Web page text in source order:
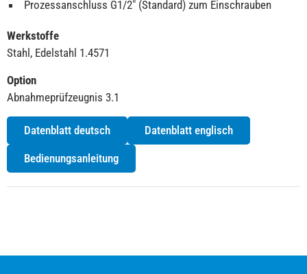
Prozessanschluss G1/2″ (Standard) zum Einschrauben
Werkstoffe
Stahl, Edelstahl 1.4571
Option
Abnahmeprüfzeugnis 3.1
Datenblatt deutsch Datenblatt englisch
Bedienungsanleitung